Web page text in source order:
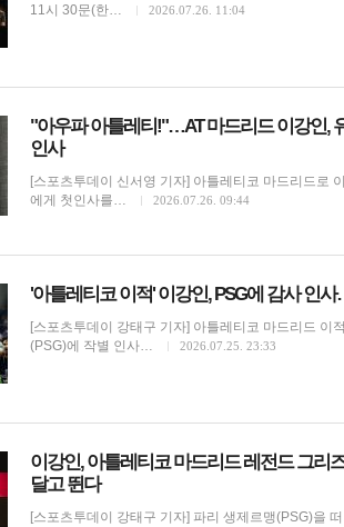
11시 30문(한…
2026.07.26. 11:04
"아우파 아틀레티!"…AT 마드리드 이강인,
인사
[스포츠투데이 신서영 기자] 아틀레티코 마드리드로
에게 첫인사를…
2026.07.26. 09:44
'아틀레티코 이적' 이강인, PSG에 감사 인
[스포츠투데이 강태구 기자] 아틀레티코 마드리드 이
(PSG)에 작별 인사…
2026.07.25. 23:33
이강인, 아틀레티코 마드리드 레전드 그리
달고 뛴다
[스포츠투데이 강태구 기자] 파리 생제르맹(PSG)을